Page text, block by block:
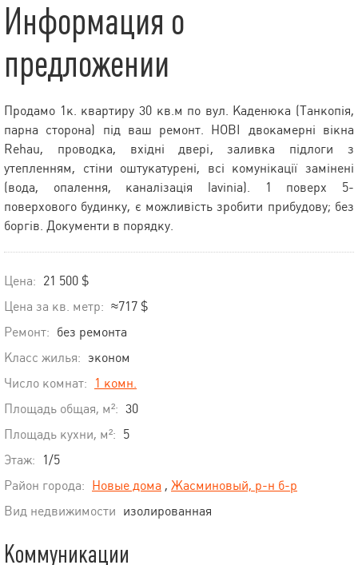
Информация о
предложении
Продамо 1к. квартиру 30 кв.м по вул. Каденюка (Танкопія,
парна сторона) під ваш ремонт. НОВІ двокамерні вікна
Rehau, проводка, вхідні двері, заливка підлоги з
утепленням, стіни оштукатурені, всі комунікації замінені
(вода, опалення, каналізація lavinia). 1 поверх 5-
поверхового будинку, є можливість зробити прибудову; без
боргів. Документи в порядку.
Цена: 21 500 $
Цена за кв. метр: ≈717 $
Ремонт: без ремонта
Класс жилья: эконом
Число комнат:
1 комн.
Площадь общая, м²: 30
Площадь кухни, м²: 5
Этаж:
1/5
Район города: Новые дома ,
Жасминовый, р-н б-р
Вид недвижимости изолированная
Коммуникации